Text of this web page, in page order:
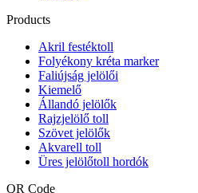
Products
Akril festéktoll
Folyékony kréta marker
Faliújság jelölői
Kiemelő
Állandó jelölők
Rajzjelölő toll
Szövet jelölők
Akvarell toll
Üres jelölőtoll hordók
QR Code